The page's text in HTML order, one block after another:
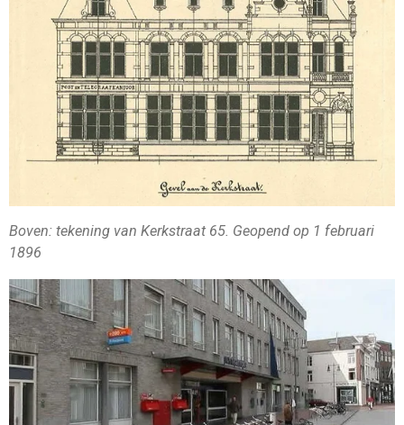
Boven: tekening van Kerkstraat 65. Geopend op 1 februari
1896